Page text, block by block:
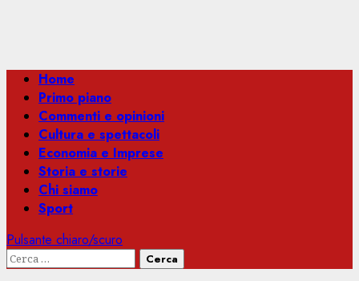
Menu
principale
Home
Primo piano
Commenti e opinioni
Cultura e spettacoli
Economia e Imprese
Storia e storie
Chi siamo
Sport
Pulsante chiaro/scuro
Ricerca